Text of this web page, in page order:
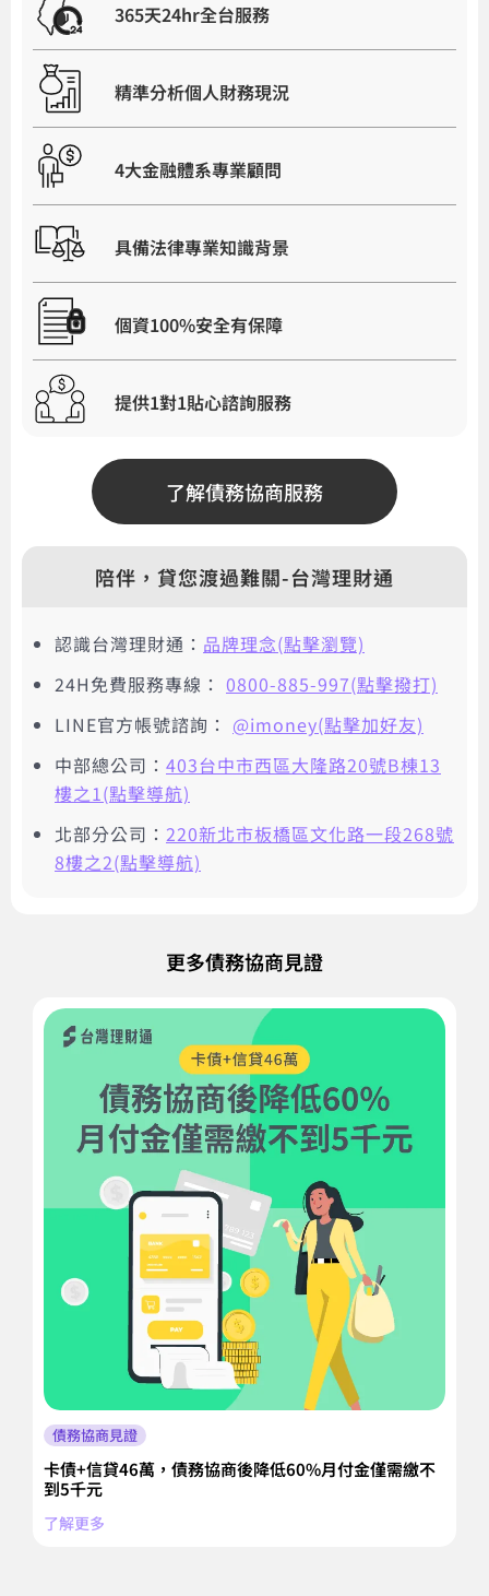
365天24hr全台服務
精準分析個人財務現況
4大金融體系專業顧問
具備法律專業知識背景
個資100%安全有保障
提供1對1貼心諮詢服務
了解債務協商服務
陪伴，貸您渡過難關-台灣理財通
認識台灣理財通： 品牌理念(點擊瀏覽)
24H免費服務專線： 0800-885-997(點擊撥打)
LINE官方帳號諮詢： @imoney(點擊加好友)
中部總公司： 403台中市西區大隆路20號B棟13
樓之1(點擊導航)
北部分公司： 220新北市板橋區文化路一段268號
8樓之2(點擊導航)
更多債務協商見證
債務協商見證
卡債+信貸46萬，債務協商後降低60%月付金僅需繳不
到5千元
了解更多